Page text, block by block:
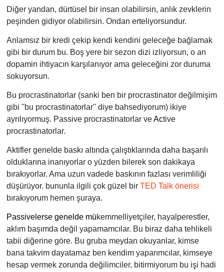
Diğer yandan, dürtüsel bir insan olabilirsin, anlık zevklerin
peşinden gidiyor olabilirsin. Ondan erteliyorsundur.
Anlamsız bir kredi çekip kendi kendini geleceğe bağlamak
gibi bir durum bu. Boş yere bir sezon dizi izliyorsun, o an
dopamin ihtiyacın karşılanıyor ama geleceğini zor duruma
sokuyorsun.
Bu procrastinatorlar (sanki ben bir procrastinator değilmişim
gibi ''bu procrastinatorlar'' diye bahsediyorum) ikiye
ayrılıyormuş. Passive procrastinatorlar veActive
procrastinatorlar.
Aktifler genelde baskı altında çalıştıklarında daha başarılı
olduklarına inanıyorlar o yüzden bilerek son dakikaya
bırakıyorlar. Ama uzun vadede baskının fazlası verimliliği
düşürüyor. bununla ilgili çok güzel birTED Talk önerisi
bırakıyorum hemen şuraya.
Passivelerse genelde mükemmelliyetçiler, hayalperestler,
aklım başımda değil yapamamcılar. Bu biraz daha tehlikeli
tabii diğerine göre. Bu gruba meydan okuyanlar, kimse
bana takvim dayatamaz ben kendim yaparımcılar, kimseye
hesap vermek zorunda değilimciler, bitirmiyorum bu işi hadi